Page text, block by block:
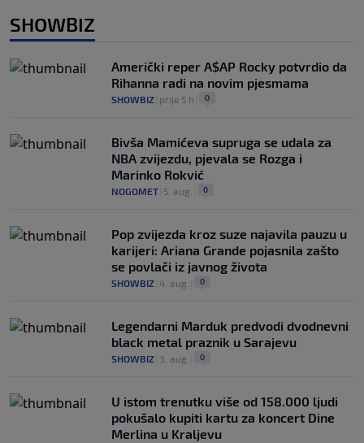
SHOWBIZ
Američki reper A$AP Rocky potvrdio da
Rihanna radi na novim pjesmama
SHOWBIZ prije 5 h 0
Bivša Mamićeva supruga se udala za
NBA zvijezdu, pjevala se Rozga i
Marinko Rokvić
NOGOMET 5. aug. 0
Pop zvijezda kroz suze najavila pauzu u
karijeri: Ariana Grande pojasnila zašto
se povlači iz javnog života
SHOWBIZ 4. aug. 0
Legendarni Marduk predvodi dvodnevni
black metal praznik u Sarajevu
SHOWBIZ 3. aug. 0
U istom trenutku više od 158.000 ljudi
pokušalo kupiti kartu za koncert Dine
Merlina u Kraljevu